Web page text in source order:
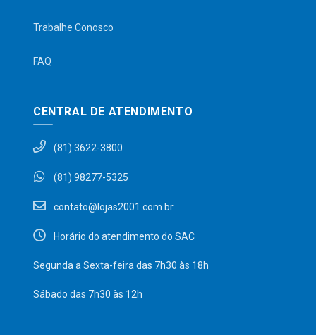
Trabalhe Conosco
FAQ
CENTRAL DE ATENDIMENTO
(81) 3622-3800
(81) 98277-5325
contato@lojas2001.com.br
Horário do atendimento do SAC
Segunda a Sexta-feira das 7h30 às 18h
Sábado das 7h30 às 12h